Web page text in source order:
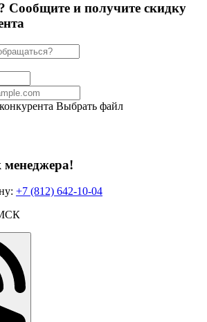
Сообщите и получите скидку
Выбрать файл
менеджера!
+7 (812) 642-10-04